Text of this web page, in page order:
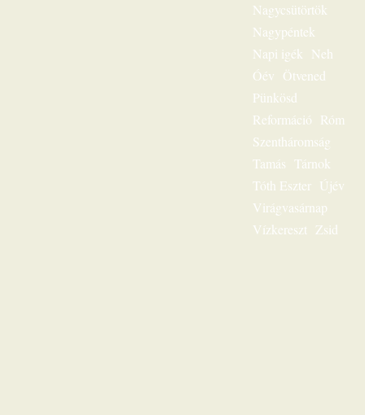
Nagycsütörtök
Nagypéntek
Napi igék
Neh
Óév Ötvened
Pünkösd
Reformáció Róm
Szentháromság
Tamás Tárnok
Tóth Eszter Újév
Virágvasárnap
Vízkereszt Zsid